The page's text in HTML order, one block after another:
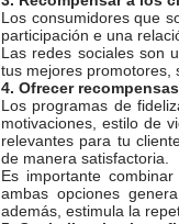
Los consumidores que
participación e una
Las redes sociales son
tus mejores promotores,
4. Ofrecer
Los programas de
motivaciones, estilo de
relevantes para tu
de manera satisfactoria.
Es importante
ambas opciones
además, estimula la